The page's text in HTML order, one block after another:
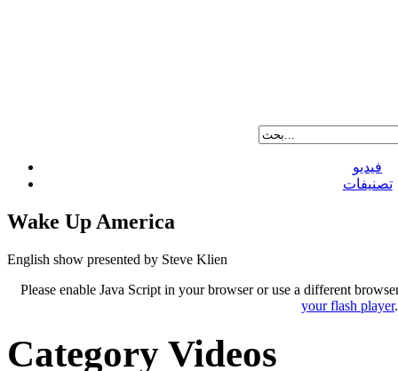
فيديو
تصنيفات
Wake Up America
English show presented by Steve Klien
Please enable Java Script in your browser or use a different
your flash player.
Category Videos